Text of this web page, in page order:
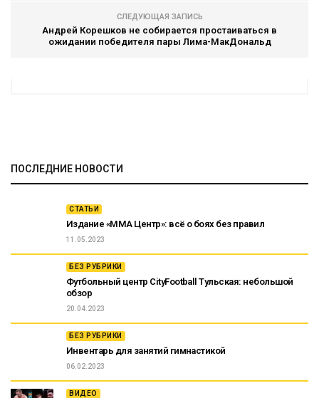
СЛЕДУЮЩАЯ ЗАПИСЬ
Андрей Корешков не собирается простаиваться в
ожидании победителя пары Лима-МакДональд
ПОСЛЕДНИЕ НОВОСТИ
СТАТЬИ
Издание «ММА Центр»: всё о боях без правил
11.05.2023
БЕЗ РУБРИКИ
Футбольный центр CityFootball Тульская: небольшой
обзор
20.04.2023
БЕЗ РУБРИКИ
Инвентарь для занятий гимнастикой
06.02.2023
ВИДЕО